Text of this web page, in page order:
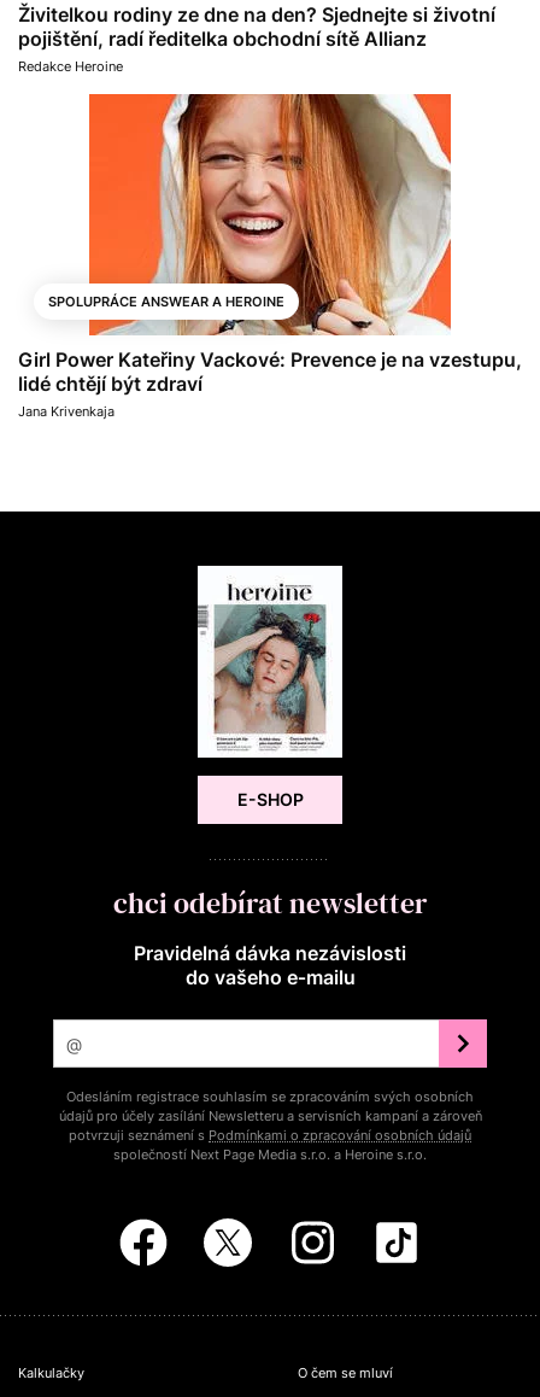
Živitelkou rodiny ze dne na den? Sjednejte si životní
pojištění, radí ředitelka obchodní sítě Allianz
Redakce Heroine
SPOLUPRÁCE ANSWEAR A HEROINE
Girl Power Kateřiny Vackové: Prevence je na vzestupu,
lidé chtějí být zdraví
Jana Krivenkaja
E-SHOP
chci odebírat newsletter
Pravidelná dávka nezávislosti
do vašeho e‑mailu
Odesláním registrace souhlasím se zpracováním svých osobních
údajů pro účely zasílání Newsletteru a servisních kampaní a zároveň
potvrzuji seznámení s Podmínkami o zpracování osobních údajů
společností Next Page Media s.r.o. a Heroine s.r.o.
Kalkulačky
O čem se mluví